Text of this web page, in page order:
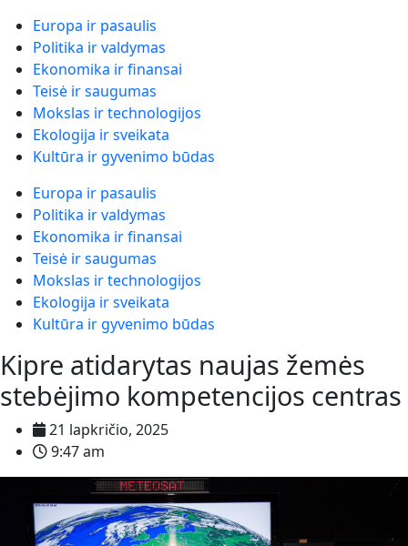
Europa ir pasaulis
Politika ir valdymas
Ekonomika ir finansai
Teisė ir saugumas
Mokslas ir technologijos
Ekologija ir sveikata
Kultūra ir gyvenimo būdas
Europa ir pasaulis
Politika ir valdymas
Ekonomika ir finansai
Teisė ir saugumas
Mokslas ir technologijos
Ekologija ir sveikata
Kultūra ir gyvenimo būdas
Kipre atidarytas naujas žemės
stebėjimo kompetencijos centras
21 lapkričio, 2025
9:47 am